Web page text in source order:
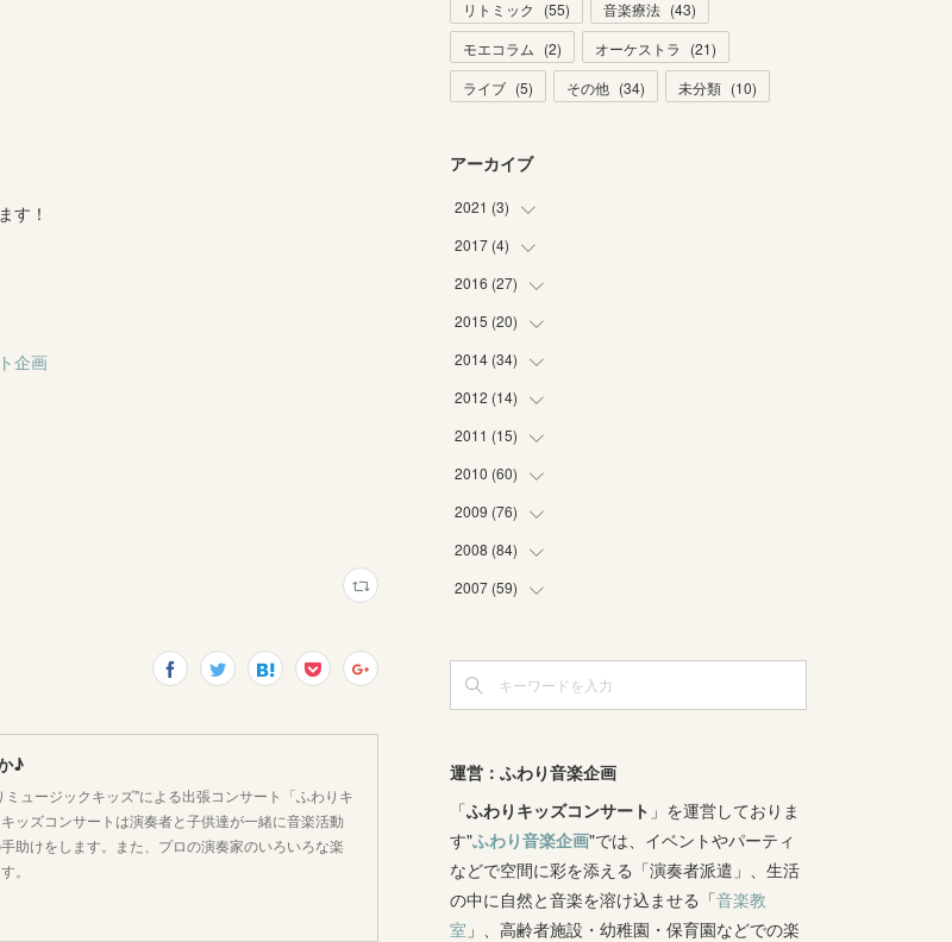
す！
企画
♪
ュージックキッズ"による出張コンサート「ふわりキ
ッズコンサートは演奏者と子供達が一緒に音楽活動
助けをします。また、プロの演奏家のいろいろな楽
。
リトミック (55) 音楽療法 (43)
モエコラム (2) オーケストラ (21)
ライブ (5) その他 (34) 未分類 (10)
アーカイブ
2021 (3)
(
)
(2
2017 (4)
(2
(2
2016 (27)
(6
(6
(2
(1
(2
(1
(4
(2
2015 (20)
(5
(2
(1
(1
(1
(2
(1
2014 (34)
(4
(6
(2
(1
(3
(3
(6)
( 1)
2012 (14)
(1
(2
(5
(6
2011 (15)
(3
(3
(1
(3
(2)
2010 (60)
(2
(2
(1
(8)
(
( 9)
(1 )
(6)
(5)
2009 (76)
(2
(9
(4)
(
(8)
(8 )
(3)
(7)
( )
2008 (84)
(16
)
(12)
(
(5)
(8)
(6)
(4)
(5)
2007 (59)
(3)
(
(4)
(5)
(7)
(9)
(14)
運営：ふわり音楽企画
「ふわりキッズコンサート 」を運営しておりま
す"ふわり音楽企画"では、イベントやパーティ
などで空間に彩を添える「演奏者派遣」、生活
の中に自然と音楽を溶け込ませる「音楽教
室 」、高齢者施設・幼稚園・保育園などでの楽